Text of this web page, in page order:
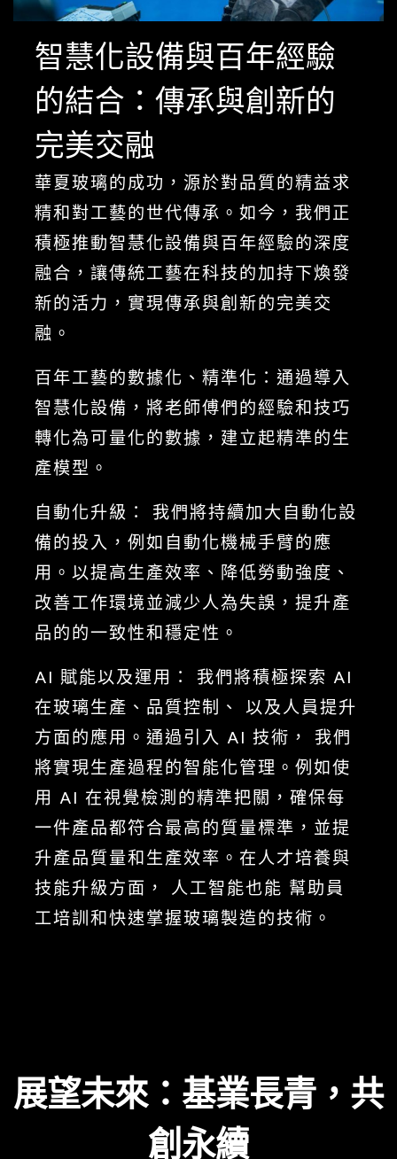
智慧化設備與百年經驗
的結合：傳承與創新的
完美交融
華夏玻璃的成功，源於對品質的精益求
精和對工藝的世代傳承。如今，我們正
積極推動智慧化設備與百年經驗的深度
融合，讓傳統工藝在科技的加持下煥發
新的活力，實現傳承與創新的完美交
融。
百年工藝的數據化、精準化：通過導入
智慧化設備，將老師傅們的經驗和技巧
轉化為可量化的數據，建立起精準的生
產模型。
自動化升級： 我們將持續加大自動化設
備的投入，例如自動化機械手臂的應
用。以提高生產效率、降低勞動強度、
改善工作環境並減少人為失誤，提升產
品的的一致性和穩定性。
AI 賦能以及運用： 我們將積極探索 AI
在玻璃生產、品質控制、 以及人員提升
方面的應用。通過引入 AI 技術， 我們
將實現生產過程的智能化管理。例如使
用 AI 在視覺檢測的精準把關，確保每
一件產品都符合最高的質量標準，並提
升產品質量和生產效率。在人才培養與
技能升級方面， 人工智能也能 幫助員
工培訓和快速掌握玻璃製造的技術。
展望未來：基業長青，共
創永續